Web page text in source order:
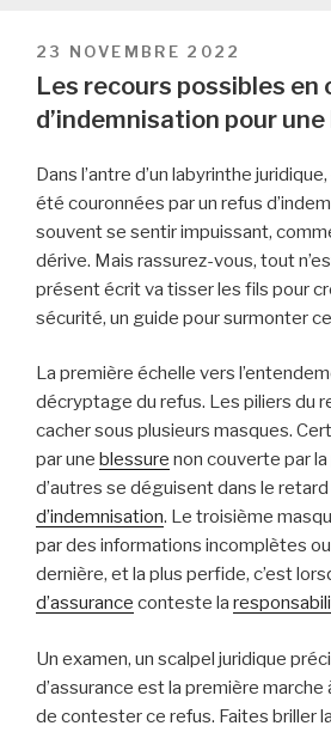
PUBLIÉ
LE
23 NOVEMBRE 2022
Les recours possibles en
d’indemnisation pour
Dans l’antre d’un labyrinthe
été couronnées par un refus
souvent se sentir impuissant,
dérive. Mais rassurez-vous, tout
présent écrit va tisser les fils pour
sécurité, un guide pour surmonter
La première échelle vers
décryptage du refus. Les piliers du
cacher sous plusieurs masques.
par une blessure non couverte par la
d’autres se déguisent dans le retard
d’indemnisation. Le troisième
par des informations incomplètes
dernière, et la plus perfide, c’est
d’assurance conteste la
Un examen, un scalpel juridique
d’assurance est la première marche
de contester ce refus. Faites briller